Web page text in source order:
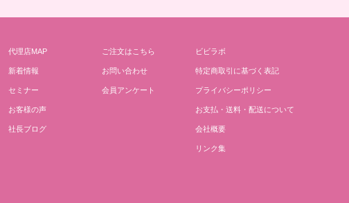
みどりごとグリーンボトル
ガイアの水１３５と私
代理店MAP
新着情報
セミナー
お客様の声
社長ブログ
ご注文はこちら
お問い合わせ
会員アンケート
ビビラボ
特定商取引に基づく表記
プライバシーポリシー
お支払・送料・配送について
会社概要
リンク集